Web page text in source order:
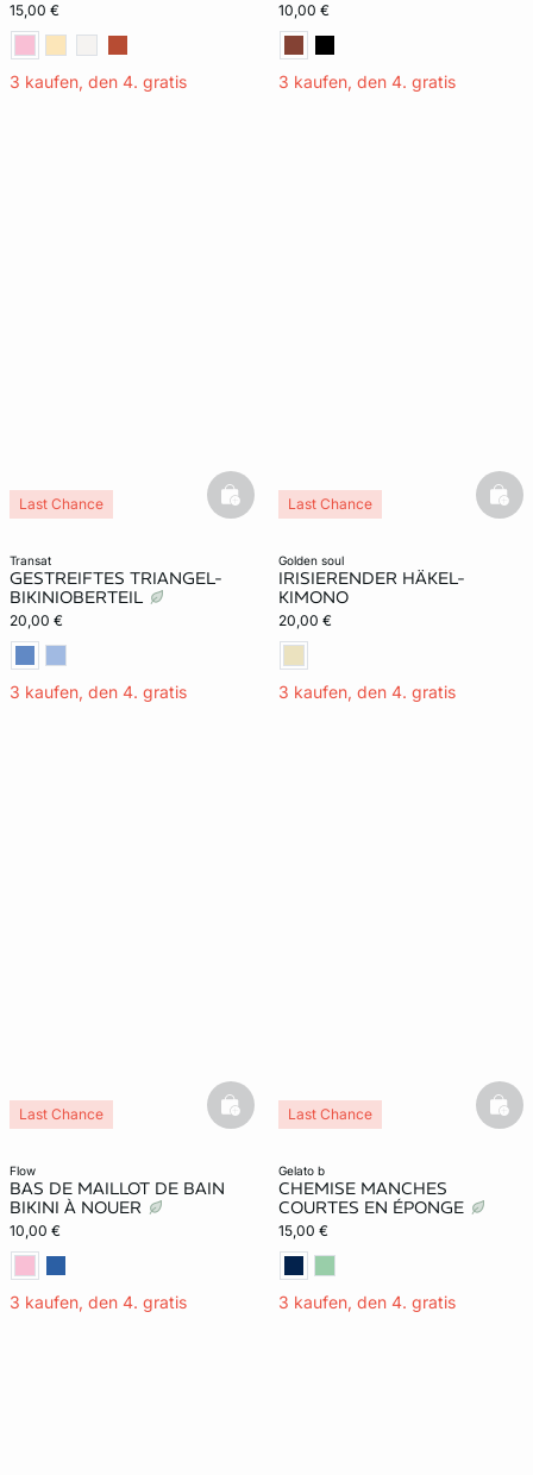
15,00 €
3 kaufen, den 4. gratis
10,00 €
3 kaufen, den 4. gratis
transat
GESTREIFTES TRIANGEL-
BIKINIOBERTEIL
20,00 €
3 kaufen, den 4. gratis
Last Chance basketfull
golden soul
IRISIERENDER HÄKEL-
KIMONO
20,00 €
3 kaufen, den 4. gratis
Last Chance
flow
BAS DE MAILLOT DE BAIN
BIKINI À NOUER
10,00 €
3 kaufen, den 4. gratis
Last Chance basketfull
gelato b
CHEMISE MANCHES
COURTES EN ÉPONGE
15,00 €
3 kaufen, den 4. gratis
Last Chance